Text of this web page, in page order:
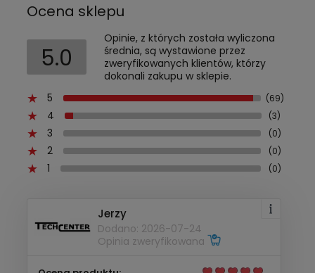
Ocena sklepu
5.0
Opinie, z których została wyliczona
średnia, są wystawione przez
zweryfikowanych klientów, którzy
dokonali zakupu w sklepie.
5
(69)
4 (3)
3 (0)
2 (0)
1 (0)
Jerzy
Dodano: 2026-07-24
Opinia zweryfikowana